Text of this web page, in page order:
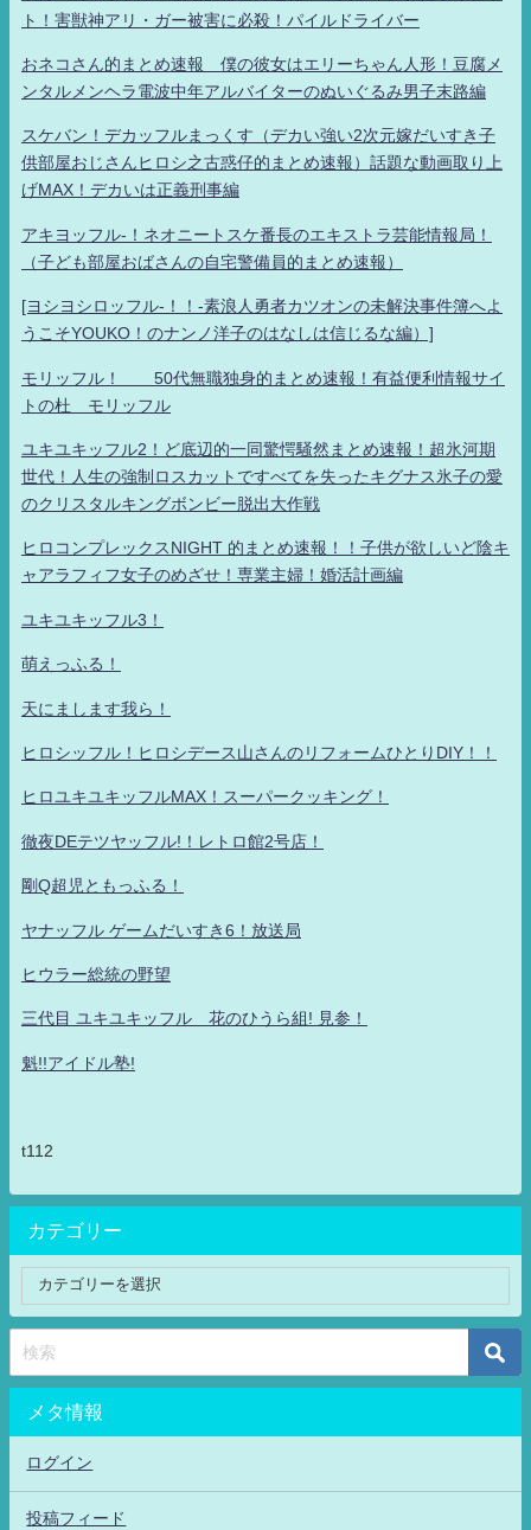
ト！害獣神アリ・ガー被害に必殺！パイルドライバー
おネコさん的まとめ速報 僕の彼女はエリーちゃん人形！豆腐メ
ンタルメンヘラ電波中年アルバイターのぬいぐるみ男子末路編
スケバン！デカッフルまっくす（デカい強い2次元嫁だいすき子
供部屋おじさんヒロシ之古惑仔的まとめ速報）話題な動画取り上
げMAX！デカいは正義刑事編
アキヨッフル-！ネオニートスケ番長のエキストラ芸能情報局！
（子ども部屋おばさんの自宅警備員的まとめ速報）
[ヨシヨシロッフル-！！-素浪人勇者カツオンの未解決事件簿へよ
うこそYOUKO！のナンノ洋子のはなしは信じるな編）]
モリッフル！ 50代無職独身的まとめ速報！有益便利情報サイ
トの杜 モリッフル
ユキユキッフル2！ど底辺的一同驚愕騒然まとめ速報！超氷河期
世代！人生の強制ロスカットですべてを失ったキグナス氷子の愛
のクリスタルキングボンビー脱出大作戦
ヒロコンプレックスNIGHT 的まとめ速報！！子供が欲しいど陰キ
ャアラフィフ女子のめざせ！専業主婦！婚活計画編
ユキユキッフル3！
萌えっふる！
天にまします我ら！
ヒロシッフル！ヒロシデース山さんのリフォームひとりDIY！！
ヒロユキユキッフルMAX！スーパークッキング！
徹夜DEテツヤッフル!！レトロ館2号店！
剛Q超児ともっふる！
ヤナッフル ゲームだいすき6！放送局
ヒウラー総統の野望
三代目 ユキユキッフル 花のひうら組! 見参！
魁!!アイドル塾!
t112
カテゴリー
メタ情報
ログイン
投稿フィード